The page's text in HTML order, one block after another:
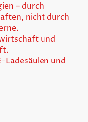
– durch
nicht durch
und
Ladesäulen und